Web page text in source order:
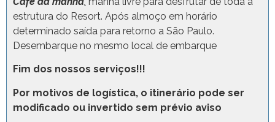
estrutura do Resort. Após almoço em horário
determinado saída para retorno a São Paulo.
Desembarque no mesmo local de embarque
Fim dos nossos serviços!!!
Por motivos de logística, o itinerário pode ser
modificado ou invertido sem prévio aviso